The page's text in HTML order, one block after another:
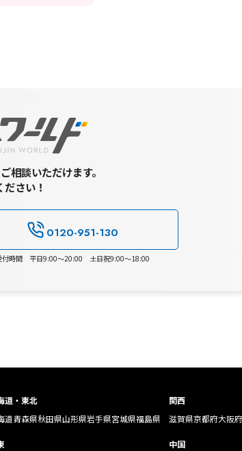
相談いただけます。
さい！
0120-951-130
付時間 平日9:00～20:00 土日祝9:00～18:00
道・東北
道青森県秋田県山形県岩手県宮城県福島県
関西
滋賀県京都府大阪府
中国